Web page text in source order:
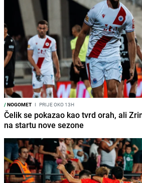
/NOGOMET I PRIJE OKO 13H
Čelik se pokazao kao tvrd orah, ali
na startu nove sezone